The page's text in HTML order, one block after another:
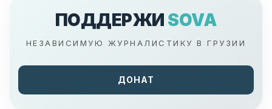
ПОДДЕРЖИ SOVA
НЕЗАВИСИМУЮ ЖУРНАЛИСТИКУ В ГРУЗИИ
ДОНАТ